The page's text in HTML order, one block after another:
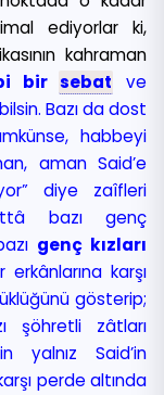
ediyorlar ki,
kahraman
bir sebat
ve
Bazı da dost
habbeyi
aman Said’e
diye zaîfleri
bazı genç
genç kızları
karşı
gösterip;
şöhretli zâtları
yalnız Said’in
perde altında